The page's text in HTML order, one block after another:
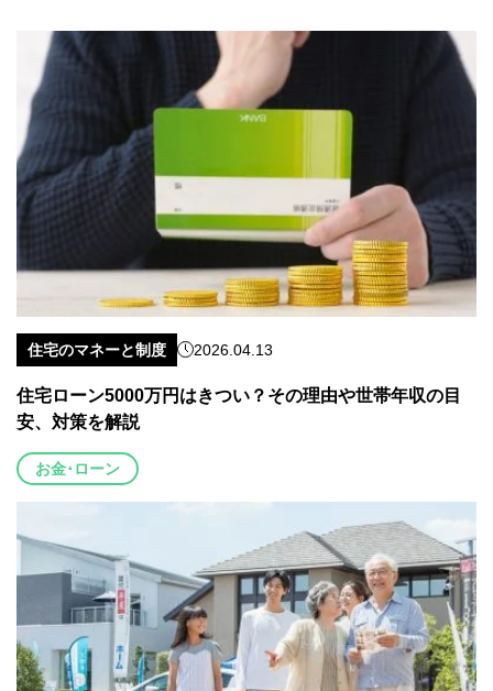
住宅のマネーと制度 2026.04.13
住宅ローン5000万円はきつい？その理由や世帯年収の目
安、対策を解説
お金･ローン